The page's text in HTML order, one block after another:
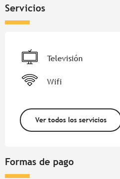
Servicios
Televisión
Wifi
Ver todos los servicios
Formas de pago